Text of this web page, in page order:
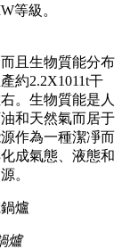
等級。
且生物質能分布
約2.2X1011t干
。生物質能是人
和天然氣而居于
作為一種潔凈而
成氣態、液態和
。
爐